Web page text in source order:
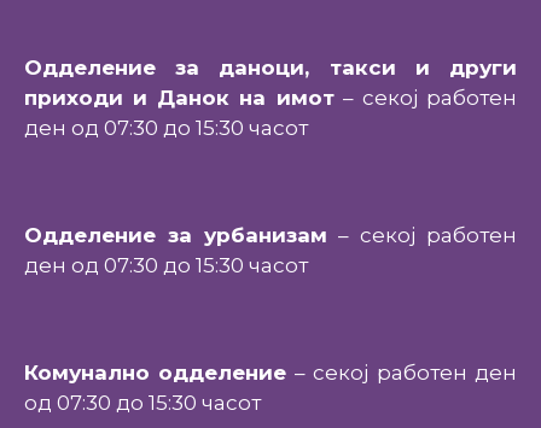
Одделение за даноци, такси и други
приходи и Данок на имот– секој работен
ден од 07:30 до 15:30 часот
Одделение за урбанизам – секој работен
ден од 07:30 до 15:30 часот
Комунално одделение – секој работен ден
од 07:30 до 15:30 часот